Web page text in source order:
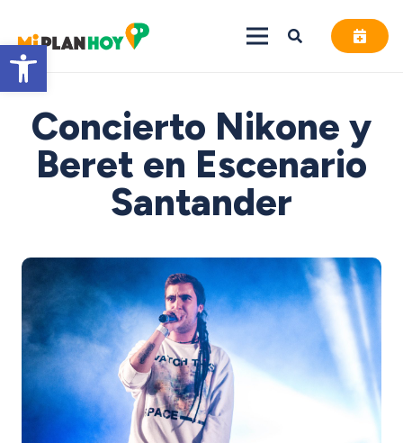
Abrir barra de herramientas
Concierto Nikone y
Beret en Escenario
Santander